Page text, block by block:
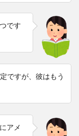
です
ですが、彼はもう
アメ